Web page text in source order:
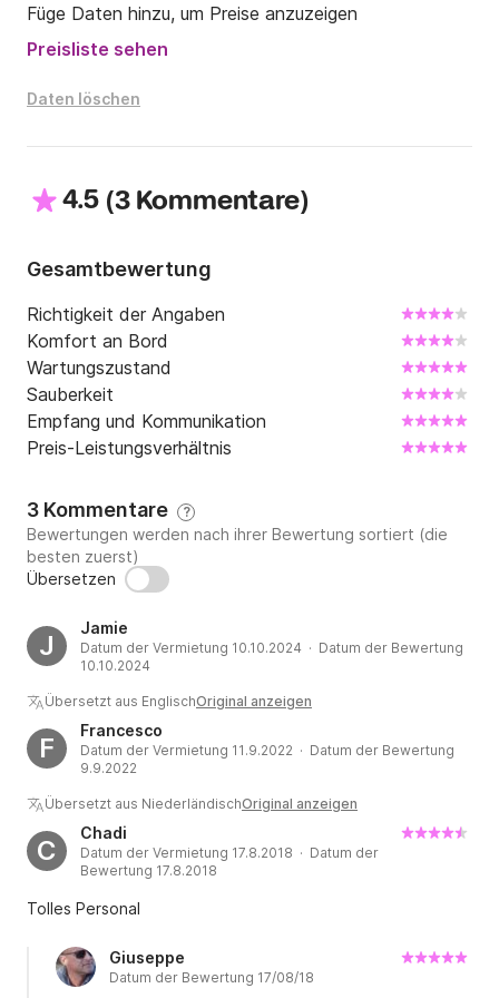
Die Treibstoffkosten werden nach Verbrauch
fragen Sie uns nach einem Angebot!
Informationen!
Füge Daten hinzu, um Preise anzuzeigen
Preisliste sehen
Daten löschen
4.5 (3 Kommentare)
Gesamtbewertung
Richtigkeit der Angaben
Komfort an Bord
Wartungszustand
Sauberkeit
Empfang und Kommunikation
Preis-Leistungsverhältnis
3 Kommentare ?
Bewertungen werden nach ihrer Bewertung sortiert (die
besten zuerst)
Übersetzen
J
Jamie
Datum der Vermietung 10.10.2024 · Datum der Bewertung
10.10.2024
Übersetzt aus EnglischOriginal anzeigen
F
Francesco
Datum der Vermietung 11.9.2022 · Datum der Bewertung
9.9.2022
Übersetzt aus NiederländischOriginal anzeigen
C
Chadi
Datum der Vermietung 17.8.2018 · Datum der
Bewertung 17.8.2018
Tolles Personal
Giuseppe
Datum der Bewertung 17/08/18